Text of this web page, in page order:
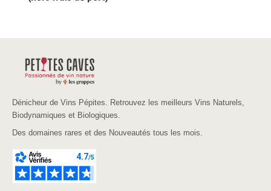
Dénicheur de Vins Pépites. Retrouvez les meilleurs Vins Naturels,
Biodynamiques et Biologiques.
Des domaines rares et des Nouveautés tous les mois.